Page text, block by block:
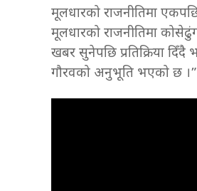
मूलधारको राजनीतिमा
मूलधारको राजनीतिमा
खबर सुनेपछि प्रतिक्रिया दिँदै
गौरवको अनुभूति भएको छ